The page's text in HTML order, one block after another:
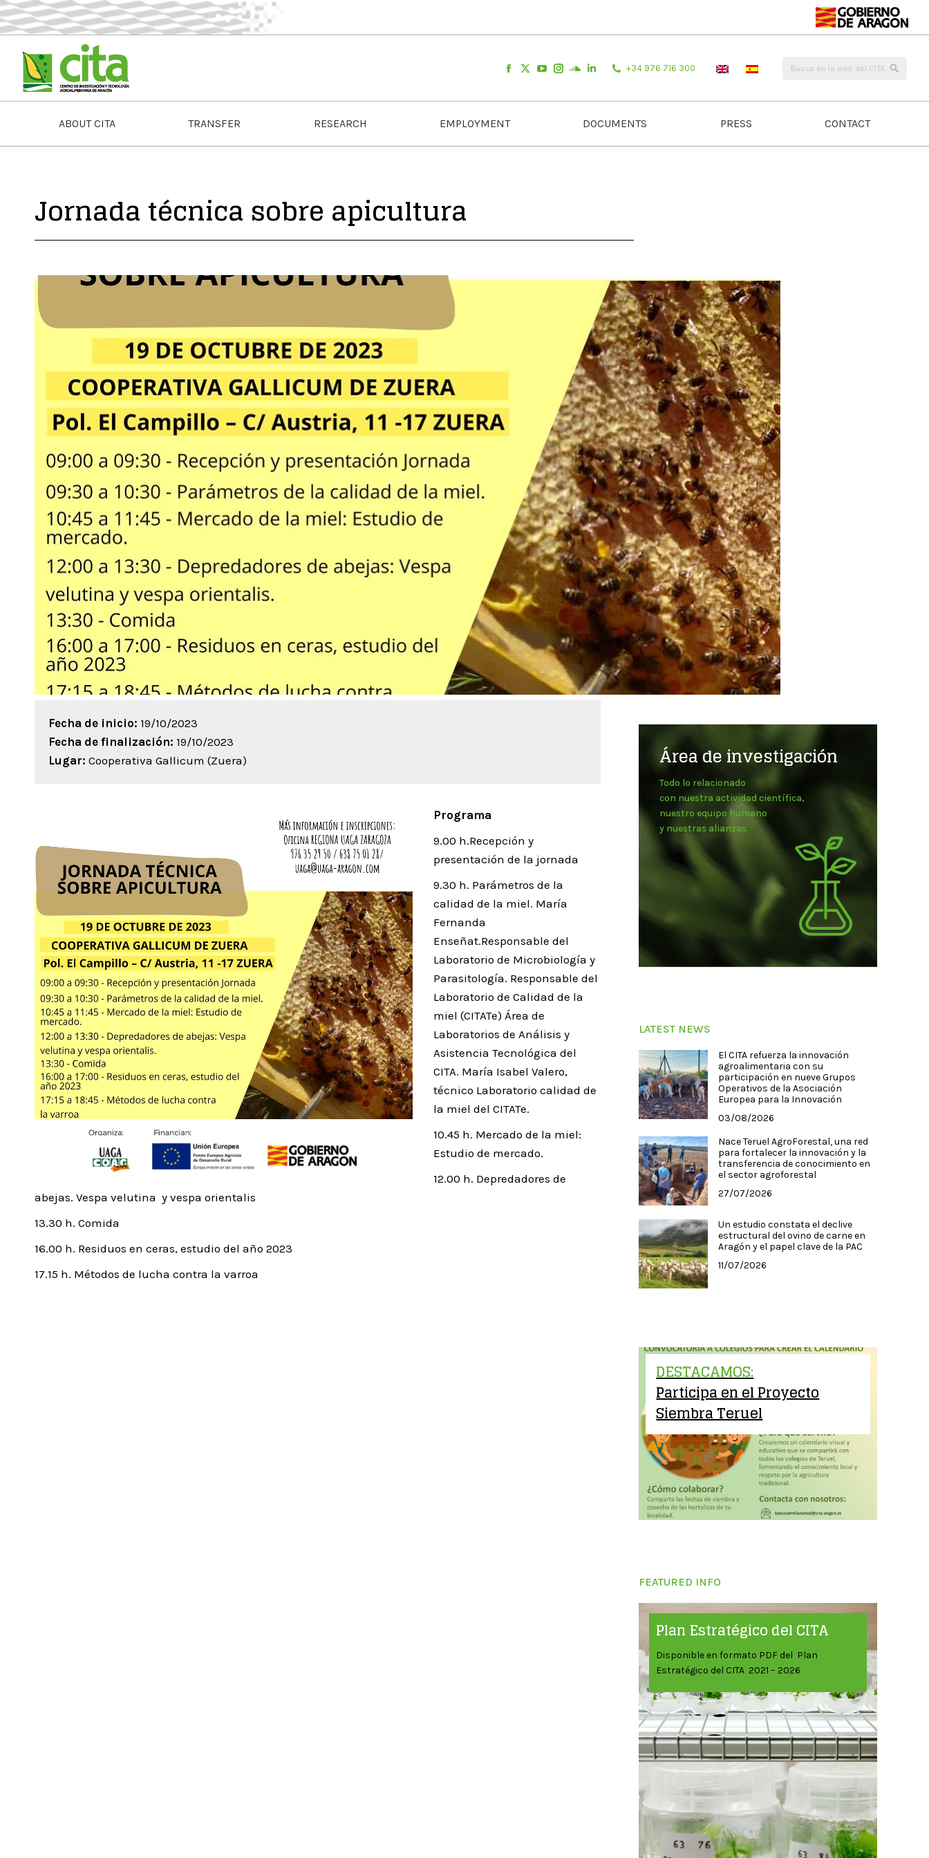
+34 976 716 300
ABOUT CITA TRANSFER RESEARCH EMPLOYMENT DOCUMENTS PRESS CONTACT
Jornada técnica sobre apicultura
Fecha de inicio: 19/10/2023
Fecha de finalización: 19/10/2023
Lugar: Cooperativa Gallicum (Zuera)
Programa
9.00 h.Recepción y
presentación de la jornada
9.30 h. Parámetros de la
calidad de la miel. María
Fernanda
Enseñat.Responsable del
Laboratorio de Microbiología y
Parasitología. Responsable del
Laboratorio de Calidad de la
miel (CITATe) Área de
Laboratorios de Análisis y
Asistencia Tecnológica del
CITA. María Isabel Valero,
técnico Laboratorio calidad de
la miel del CITATe.
10.45 h. Mercado de la miel:
Estudio de mercado.
12.00 h. Depredadores de
abejas. Vespa velutina y vespa orientalis
13.30 h. Comida
16.00 h. Residuos en ceras, estudio del año 2023
17.15 h. Métodos de lucha contra la varroa
Área de investigación
Todo lo relacionado
con nuestra actividad científica,
nuestro equipo humano
y nuestras alianzas.
LATEST NEWS
El CITA refuerza la innovación
agroalimentaria con su
participación en nueve Grupos
Operativos de la Asociación
Europea para la Innovación
03/08/2026
Nace Teruel AgroForestal, una red
para fortalecer la innovación y la
transferencia de conocimiento en
el sector agroforestal
27/07/2026
Un estudio constata el declive
estructural del ovino de carne en
Aragón y el papel clave de la PAC
11/07/2026
DESTACAMOS:
Participa en el Proyecto
Siembra Teruel
FEATURED INFO
Plan Estratégico del CITA
Disponible en formato PDF del Plan
Estratégico del CITA 2021 – 2026